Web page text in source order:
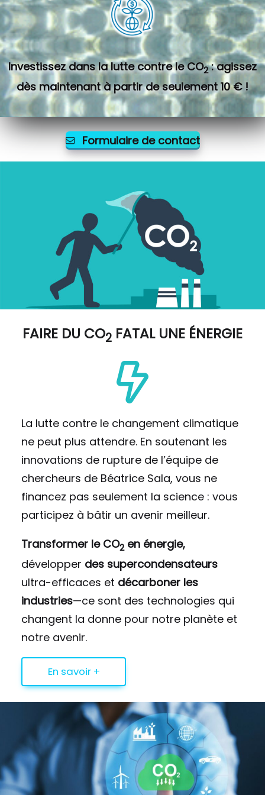
Investissez dans la lutte contre le CO2 : agissez
dès maintenant à partir de seulement 10 € !
Formulaire de contact
FAIRE DU CO2 FATAL UNE ÉNERGIE
La lutte contre le changement climatique
ne peut plus attendre. En soutenant les
innovations de rupture de l’équipe de
chercheurs de Béatrice Sala, vous ne
financez pas seulement la science : vous
participez à bâtir un avenir meilleur.
Transformer le CO2 en énergie,
développer des supercondensateurs
ultra-efficaces et décarboner les
industries—ce sont des technologies qui
changent la donne pour notre planète et
notre avenir.
En savoir +